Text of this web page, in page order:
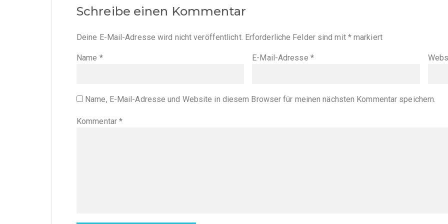
Schreibe einen Kommentar
Deine E-Mail-Adresse wird nicht veröffentlicht. Erforderliche Felder sind mit *markiert
Name * E-Mail-Adresse *
Name, E-Mail-Adresse und Website in diesem Browser für meinen nächsten Kommentar speichern.
Kommentar *